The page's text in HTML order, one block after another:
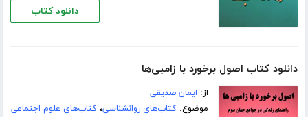
دانلود کتاب
دانلود کتاب اصول برخورد با زامبی‌ها
از: ایمان صدیقی
موضوع:کتاب‌های روانشناسی،کتاب‌های علوم اجتماعی